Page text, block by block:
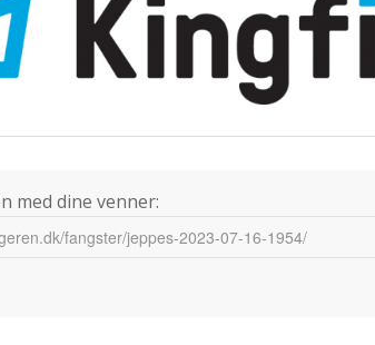
med dine venner: